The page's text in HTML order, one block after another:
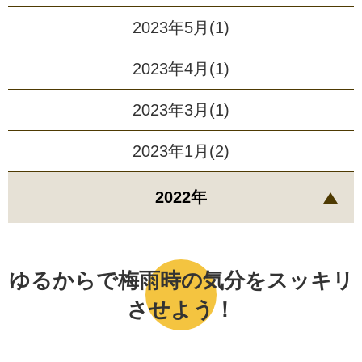
ゆるからで梅雨時の気分をスッキリ
させよう！
2023年5月(1)
2023年4月(1)
2023年3月(1)
2023年1月(2)
2022年